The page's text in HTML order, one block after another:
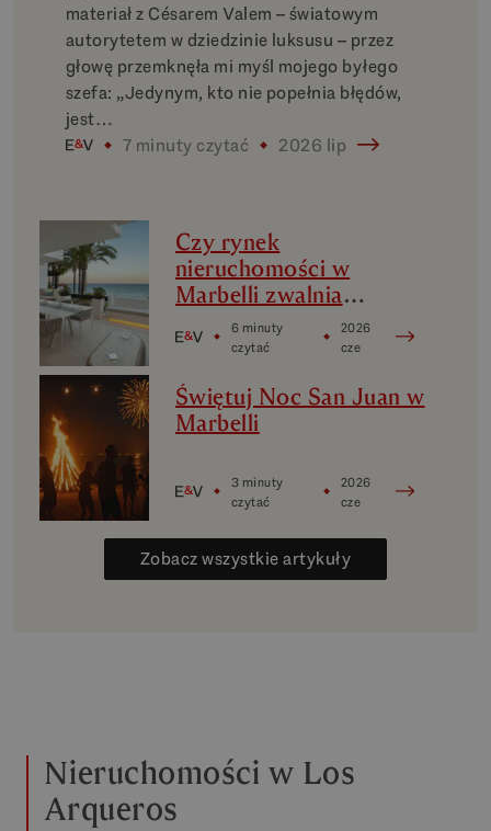
materiał z Césarem Valem – światowym
autorytetem w dziedzinie luksusu – przez
głowę przemknęła mi myśl mojego byłego
szefa: „Jedynym, kto nie popełnia błędów,
jest…
7 minuty czytać
2026 lip
Czy rynek
nieruchomości w
Marbelli zwalnia
tempo? Analiza
luksusowych
Marbelli
6 minuty
czytać
2026
cze
Świętuj Noc San Juan w
Marbelli
3 minuty
czytać
2026
cze
Zobacz wszystkie artykuły
Nieruchomości w Los
Arqueros